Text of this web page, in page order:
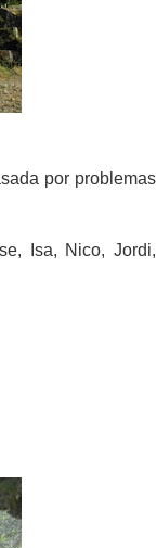
por problemas
Isa, Nico, Jordi,